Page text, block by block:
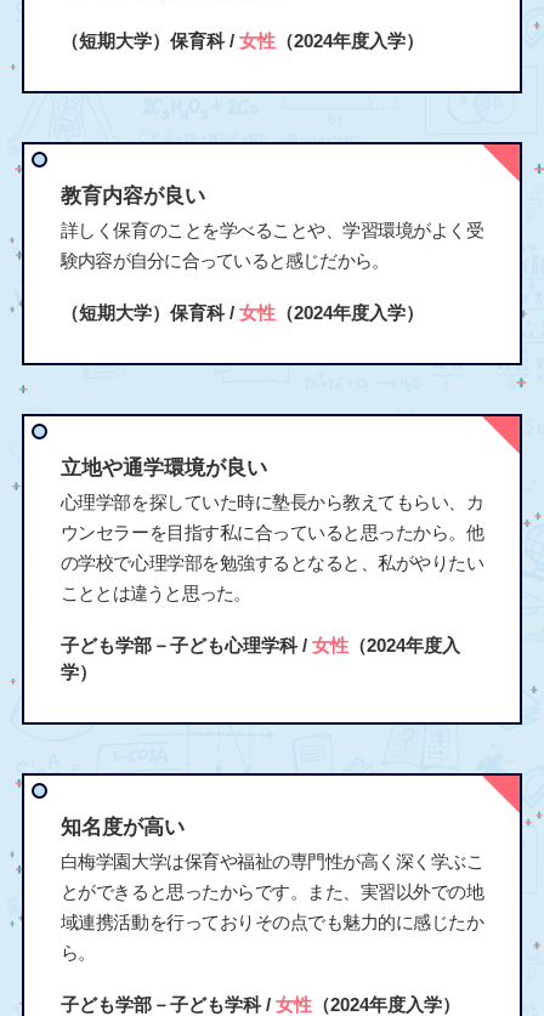
（短期大学）保育科 / 女性（2024年度入学）
教育内容が良い
詳しく保育のことを学べることや、学習環境がよく受
験内容が自分に合っていると感じだから。
（短期大学）保育科 / 女性（2024年度入学）
立地や通学環境が良い
心理学部を探していた時に塾長から教えてもらい、カ
ウンセラーを目指す私に合っていると思ったから。他
の学校で心理学部を勉強するとなると、私がやりたい
こととは違うと思った。
子ども学部－子ども心理学科 / 女性（2024年度入
学）
知名度が高い
白梅学園大学は保育や福祉の専門性が高く深く学ぶこ
とができると思ったからです。また、実習以外での地
域連携活動を行っておりその点でも魅力的に感じたか
ら。
子ども学部－子ども学科 / 女性（2024年度入学）